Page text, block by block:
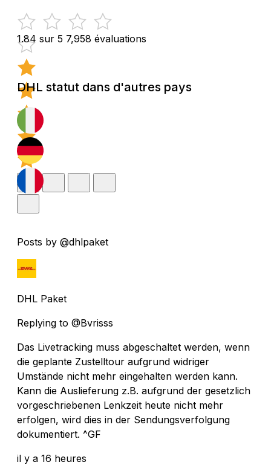
1.84 sur 5 7,958 évaluations
DHL statut dans d'autres pays
Posts by @dhlpaket
DHL Paket
Replying to @Bvrisss
Das Livetracking muss abgeschaltet werden, wenn
die geplante Zustelltour aufgrund widriger
Umstände nicht mehr eingehalten werden kann.
Kann die Auslieferung z.B. aufgrund der gesetzlich
vorgeschriebenen Lenkzeit heute nicht mehr
erfolgen, wird dies in der Sendungsverfolgung
dokumentiert. ^GF
il y a 16 heures